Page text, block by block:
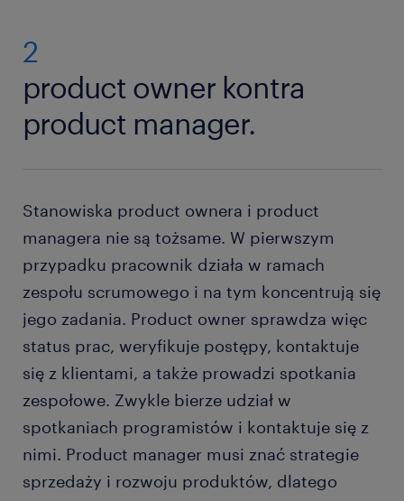
2
product owner kontra
product manager.
Stanowiska product ownera i product
managera nie są tożsame. W pierwszym
przypadku pracownik działa w ramach
zespołu scrumowego i na tym koncentrują się
jego zadania. Product owner sprawdza więc
status prac, weryfikuje postępy, kontaktuje
się z klientami, a także prowadzi spotkania
zespołowe. Zwykle bierze udział w
spotkaniach programistów i kontaktuje się z
nimi. Product manager musi znać strategie
sprzedaży i rozwoju produktów, dlatego